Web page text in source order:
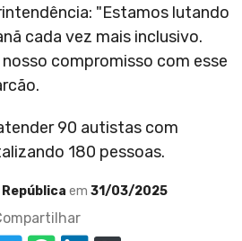
"Estamos lutando
cada vez mais inclusivo.
compromisso com esse
90 autistas com
180 pessoas.
em 31/03/2025